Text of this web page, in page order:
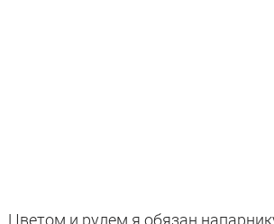
Цветом и рулем я обязан